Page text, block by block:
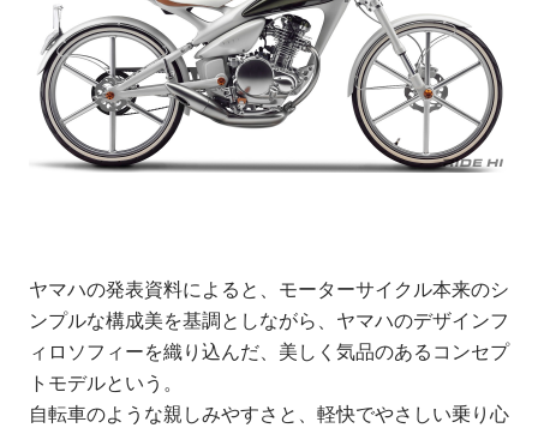
ヤマハの発表資料によると、モーターサイクル本来のシ
ンプルな構成美を基調としながら、ヤマハのデザインフ
ィロソフィーを織り込んだ、美しく気品のあるコンセプ
トモデルという。
自転車のような親しみやすさと、軽快でやさしい乗り心